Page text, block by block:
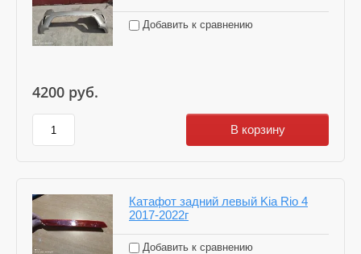
Добавить к сравнению
4200 руб.
В корзину
Катафот задний левый Kia Rio 4
2017-2022г
Добавить к сравнению